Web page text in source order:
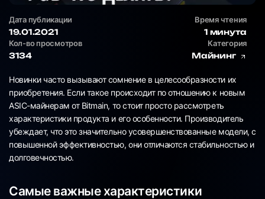
Дата публикации
19.01.2021
Время чтения
1 минута
Кол-во просмотров
3134
Категория
Майнинг
Новинки часто вызывают сомнение в целесообразности их
приобретения. Если такое происходит по отношению к новым
ASIC-майнерам от Bitmain, то стоит просто рассмотреть
характеристики продукта и его особенности. Производитель
убеждает, что это значительно усовершенствованные модели, с
повышенной эффективностью, они отличаются стабильностью и
долговечностью.
Самые важные характеристики